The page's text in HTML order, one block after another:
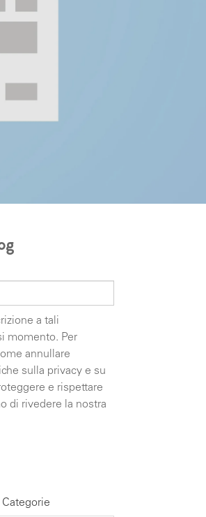
a tali
momento. Per
annullare
sulla privacy e su
e rispettare
di rivedere la nostra
Categorie